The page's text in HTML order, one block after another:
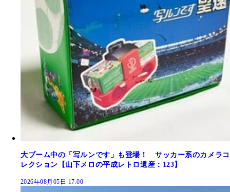
大ブーム中の「写ルンです」も登場！ サッカー系のカメラコ
レクション【山下メロの平成レトロ遺産：123】
2026年08月05日 17:00